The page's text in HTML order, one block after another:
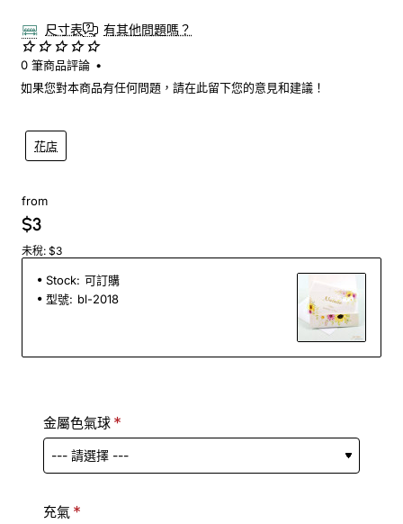
尺寸表 有其他問題嗎？
花店
0 筆商品評論 •
如果您對本商品有任何問題，請在此留下您的意見和建議！
from
$3
未稅: $3
Stock: 可訂購
型號: bl-2018
金屬色氣球
充氣